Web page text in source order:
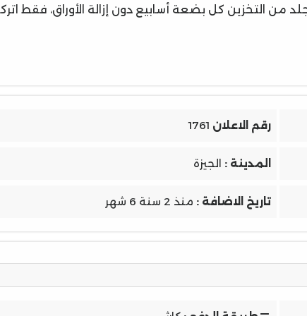
من التخزين كل بضعة أسابيع دون إزالة الأوراق، فقط
رقم الاعلان 1761
المدينة : الجيزة
تاريخ الاضافة : منذ 2 سنة 6 شهر